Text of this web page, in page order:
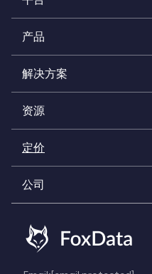
产品
解决方案
资源
定价
公司